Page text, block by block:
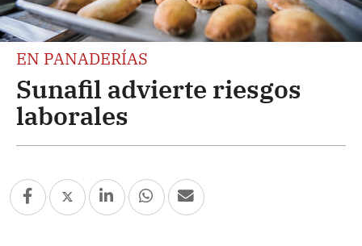
EN PANADERÍAS
Sunafil advierte riesgos
laborales